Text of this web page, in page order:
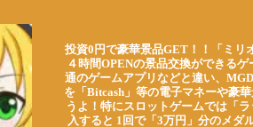
投資0円で豪華景品GET！！「ミリ
４時間OPENの景品交換ができる
通のゲームアプリなどと違い、
を「Bitcash」等の電子マネーや豪
うよ！特にスロットゲームでは「
入すると 1回で「3万円」分のメダ